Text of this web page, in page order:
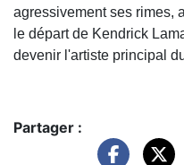
agressivement ses rimes,
le départ de Kendrick
devenir l'artiste principal
Partager :